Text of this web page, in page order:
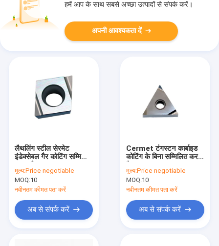
हमें आप के साथ सबसे अच्छा उत्पादों से संपर्क करें।
अपनी आवश्यकता दें
लैथलिंग स्टील सेरमेट
इंडेक्सेबल गैर कोटिंग सम्मिलित
मूल्य:Price negotiable
MOQ:10
नवीनतम कीमत पता करें
अब से संपर्क करें
Cermet टंगस्टन कार्बाइड
कोटिंग के बिना सम्मिलित करता
मूल्य:Price negotiable
MOQ:10
नवीनतम कीमत पता करें
अब से संपर्क करें